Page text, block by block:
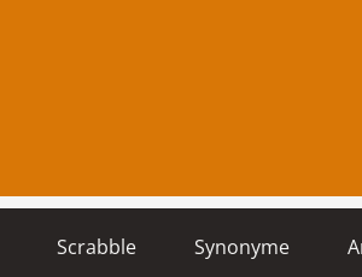
Scrabble Synonyme